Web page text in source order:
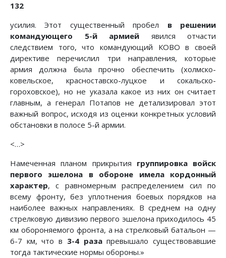
132
усилия. Этот существенный пробел в решении
командующего 5-й армией явился отчасти
следствием того, что командующий КОВО в своей
директиве перечислил три направления, которые
армия должна была прочно обеспечить (холмско-
ковельское, красноставско-луцкое и сокальско-
гороховское), но не указала какое из них он считает
главным, а генерал Потапов не детализировал этот
важный вопрос, исходя из оценки конкретных условий
обстановки в полосе 5-й армии.
<…>
Намеченная планом прикрытия группировка войск
первого эшелона в обороне имела кордонный
характер, с равномерным распределением сил по
всему фронту, без уплотнения боевых порядков на
наиболее важных направлениях. В среднем на одну
стрелковую дивизию первого эшелона приходилось 45
км обороняемого фронта, а на стрелковый батальон —
6-7 км, что в 3-4 разапревышало существовавшие
тогда тактические нормы обороны.»